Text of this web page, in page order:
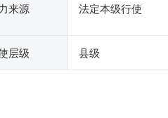
来源 法定本级行使
层级 县级